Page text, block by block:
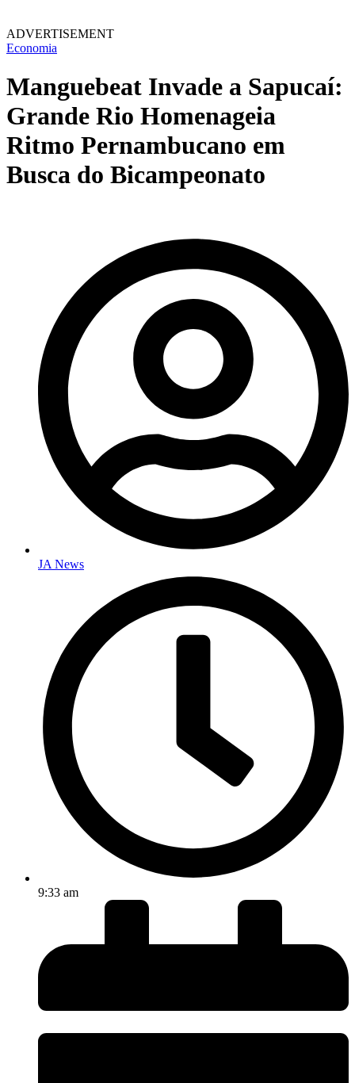
ADVERTISEMENT
Economia
Manguebeat Invade a Sapucaí:
Grande Rio Homenageia
Ritmo Pernambucano em
Busca do Bicampeonato
JA News
9:33 am